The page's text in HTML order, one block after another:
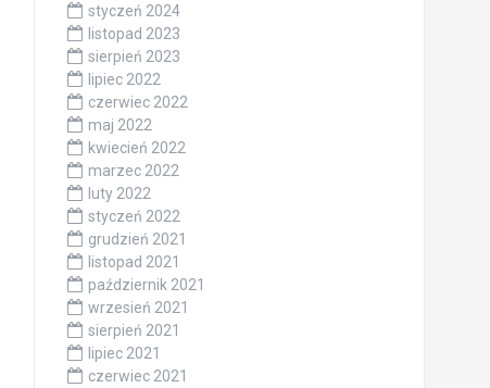
styczeń 2024
listopad 2023
sierpień 2023
lipiec 2022
czerwiec 2022
maj 2022
kwiecień 2022
marzec 2022
luty 2022
styczeń 2022
grudzień 2021
listopad 2021
październik 2021
wrzesień 2021
sierpień 2021
lipiec 2021
czerwiec 2021